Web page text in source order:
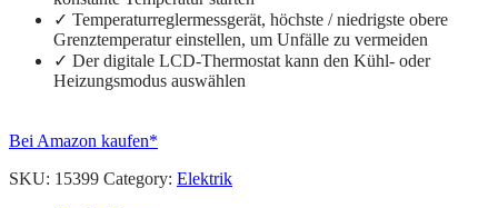
✓ Temperaturreglermessgerät, höchste / niedrigste obere
Grenztemperatur einstellen, um Unfälle zu vermeiden
✓ Der digitale LCD-Thermostat kann den Kühl- oder
Heizungsmodus auswählen
Bei Amazon kaufen*
SKU: 15399 Category: Elektrik